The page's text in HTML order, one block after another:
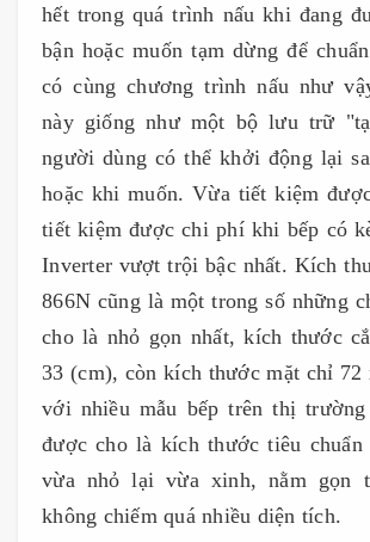
hết trong quá trình nấu khi đang
bận hoặc muốn tạm dừng để
có cùng chương trình nấu như
này giống như một bộ lưu trữ
người dùng có thể khởi động lại
hoặc khi muốn. Vừa tiết kiệm
tiết kiệm được chi phí khi bếp có
Inverter vượt trội bậc nhất. Kích
866N cũng là một trong số những
cho là nhỏ gọn nhất, kích thước
33 (cm), còn kích thước mặt chỉ 72
với nhiều mẫu bếp trên thị
được cho là kích thước tiêu chuẩn
vừa nhỏ lại vừa xinh, nằm gọn
không chiếm quá nhiều diện tích.